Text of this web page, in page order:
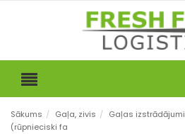
Sākums / Gaļa, zivis / Gaļas izstrādājumi
(rūpnieciski fa